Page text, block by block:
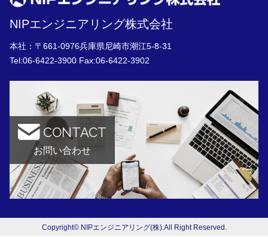
NIPエンジニアリング株式会社
本社：〒661-0976兵庫県尼崎市潮江5-8-31
Tel:06-6422-3900 Fax:06-6422-3902
CONTACT
お問い合わせ
Copyright© NIPエンジニアリング(株).All Right Reserved.